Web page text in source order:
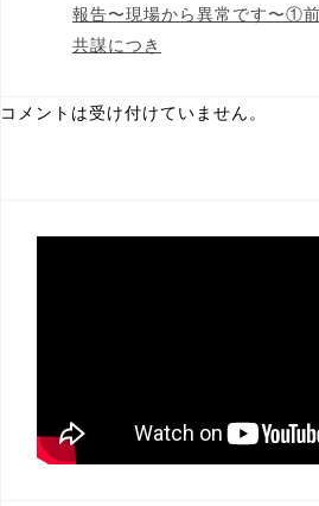
ン報告〜現場から異常です〜①前
共謀につき
コメントは受け付けていません。